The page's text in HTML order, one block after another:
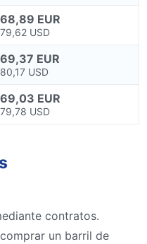
68,89 EUR
79,62 USD
69,37 EUR
80,17 USD
69,03 EUR
79,78 USD
contratos.
un barril de